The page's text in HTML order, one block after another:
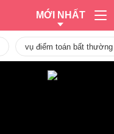
MỚI NHẤT
vụ điểm toán bất